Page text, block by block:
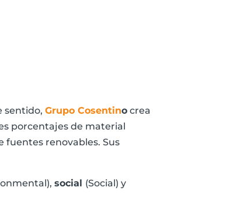
sentido,Grupo Cosentino crea
porcentajes de material
fuentes renovables. Sus
social (Social) y